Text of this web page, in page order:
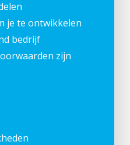
je te ontwikkelen
bedrijf
zijn